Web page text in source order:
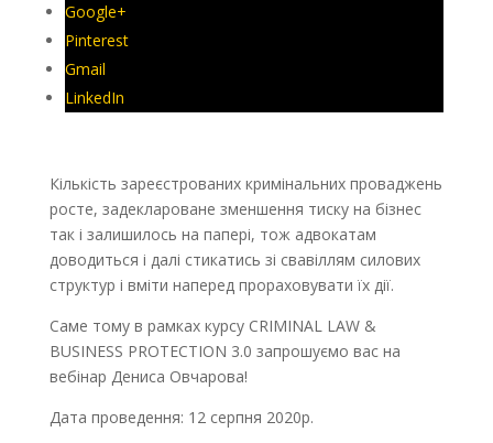
Google+
Pinterest
Gmail
LinkedIn
Кількість зареєстрованих кримінальних проваджень
росте, задеклароване зменшення тиску на бізнес
так і залишилось на папері, тож адвокатам
доводиться і далі стикатись зі свавіллям силових
структур і вміти наперед прораховувати їх дії.
Саме тому в рамках курсу CRIMINAL LAW &
BUSINESS PROTECTION 3.0 запрошуємо вас на
вебінар Дениса Овчарова!
Дата проведення: 12 серпня 2020р.